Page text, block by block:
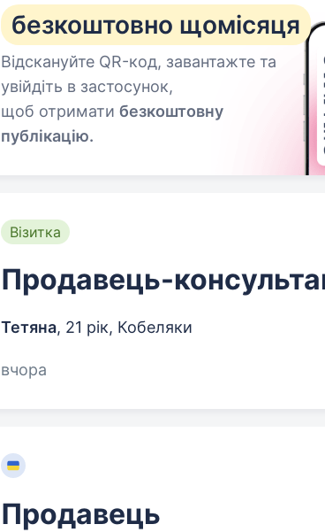
безкоштовно щомісяця
Відскануйте QR-код, завантажте та
увійдіть в застосунок,
щоб отримати безкоштовну
публікацію.
Візитка
Продавець-
Тетяна, 21 рік, Кобеляки
вчора
Продавець